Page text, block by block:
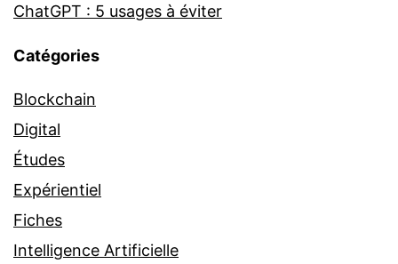
ChatGPT : 5 usages à éviter
Catégories
Blockchain
Digital
Études
Expérientiel
Fiches
Intelligence Artificielle